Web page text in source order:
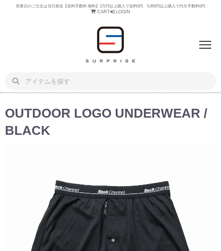
営業日のご注文は当日発送【送料手数料 無料】1万円以上購入で送料0円 5,000円以上購入で代引手数料0円
CART LOGIN
OUTDOOR LOGO UNDERWEAR /
BLACK